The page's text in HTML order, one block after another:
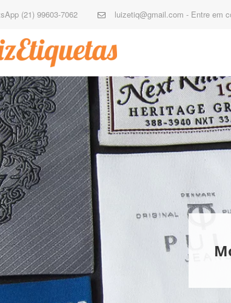
(21) 99603-7062 luizetiq@gmail.com - Entre em